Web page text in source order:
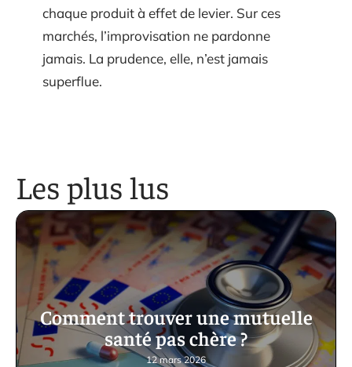
chaque produit à effet de levier. Sur ces
marchés, l’improvisation ne pardonne
jamais. La prudence, elle, n’est jamais
superflue.
Les plus lus
Comment trouver une mutuelle
santé pas chère ?
12 mars 2026